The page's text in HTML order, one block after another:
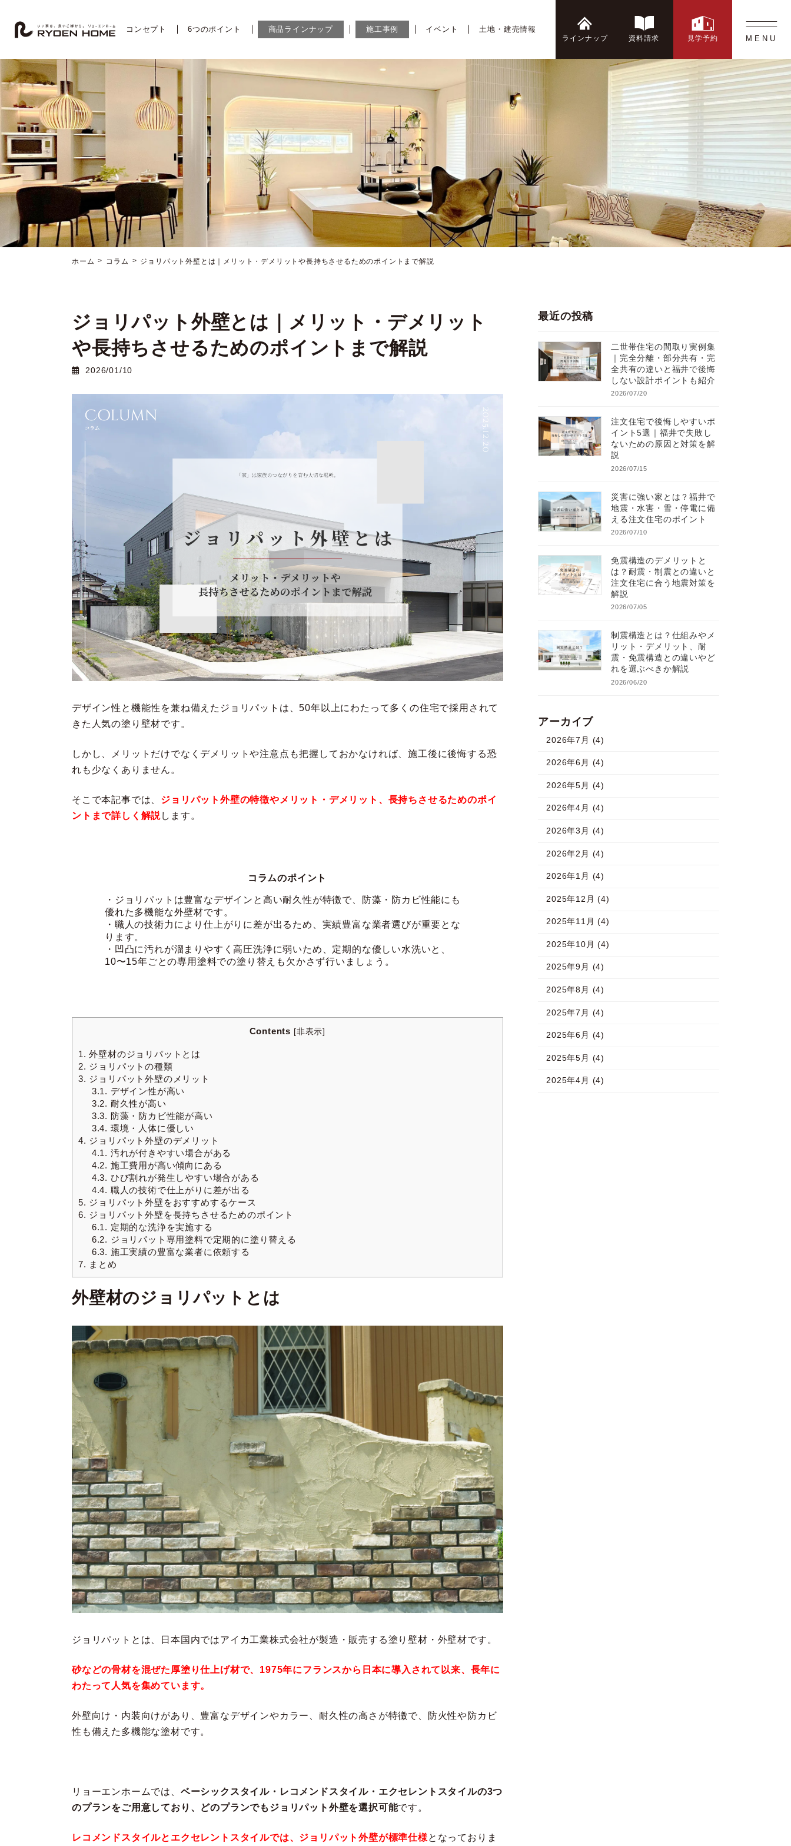
ス
キ
ン
に
コンセプト 6つのポイント 商品ラインナップ 施工事例 イベント 土地・建売情報
ラインナップ 資料請求 見学予約 MENU
ホーム コラム ジョリパット外壁とは｜メリット・デメリットや長持ちさせるためのポイントまで解説
ジョリパット外壁とは｜メリット・デメリット
や長持ちさせるためのポイントまで解説
2026/01/10
デザイン性と機能性を兼ね備えたジョリパットは、50年以上にわたって多くの住宅で採用されて
きた人気の塗り壁材です。
しかし、メリットだけでなくデメリットや注意点も把握しておかなければ、施工後に後悔する恐
れも少なくありません。
そこで本記事では、 ジョリパット外壁の特徴やメリット・デメリット、長持ちさせるためのポイ
ントまで詳しく解説します。
コラムのポイント
・ジョリパットは豊富なデザインと高い耐久性が特徴で、防藻・防カビ性能にも
優れた多機能な外壁材です 。
・職人の技術力により仕上がりに差が出るため、実績豊富な業者選びが重要とな
ります。
・凹凸に汚れが溜まりやすく高圧洗浄に弱いため、定期的な優しい水洗いと、
10〜15年ごとの専用塗料での塗り替えも欠かさず行いましょう 。
Contents [非表示]
1. 外壁材のジョリパットとは
2. ジョリパットの種類
3. ジョリパット外壁のメリット
3.1. デザイン性が高い
3.2. 耐久性が高い
3.3. 防藻・防カビ性能が高い
3.4. 環境・人体に優しい
4. ジョリパット外壁のデメリット
4.1. 汚れが付きやすい場合がある
4.2. 施工費用が高い傾向にある
4.3. ひび割れが発生しやすい場合がある
4.4. 職人の技術で仕上がりに差が出る
5. ジョリパット外壁をおすすめするケース
6. ジョリパット外壁を長持ちさせるためのポイント
6.1. 定期的な洗浄を実施する
6.2. ジョリパット専用塗料で定期的に塗り替える
6.3. 施工実績の豊富な業者に依頼する
7. まとめ
外壁材のジョリパットとは
ジョリパットとは、日本国内ではアイカ工業株式会社が製造・販売する塗り壁材・外壁材です。
砂などの骨材を混ぜた厚塗り仕上げ材で、1975年にフランスから日本に導入されて以来、長年に
わたって人気を集めています。
外壁向け・内装向けがあり、豊富なデザインやカラー、耐久性の高さが特徴で、防火性や防カビ
性も備えた多機能な塗材です。
リョーエンホームでは、 ベーシックスタイル・レコメンドスタイル・エクセレントスタイルの3つ
のプランをご用意しており、どのプランでもジョリパット外壁を選択可能です。
レコメンドスタイルとエクセレントスタイ ルでは、ジョリパット外壁が標準仕様となっておりま
最近の投稿
二世帯住宅の間取り実例集
｜完全分離・部分共有・完
全共有の違いと福井で後悔
しない設計ポイントも紹介
2026/07/20
注文住宅で後悔しやすいポ
イント5選｜福井で失敗し
ないための原因と対策を解
説
2026/07/15
災害に強い家とは？福井で
地震・水害・雪・停電に備
える注文住宅のポイント
2026/07/10
免震構造のデメリットと
は？耐震・制震との違いと
注文住宅に合う地震対策を
解説
2026/07/05
制震構造とは？仕組みやメ
リット・デメリット、耐
震・免震構造との違いやど
れを選ぶべきか解説
2026/06/20
アーカイブ
2026年7月 (4)
2026年6月 (4)
2026年5月 (4)
2026年4月 (4)
2026年3月 (4)
2026年2月 (4)
2026年1月 (4)
2025年12月 (4)
2025年11月 (4)
2025年10月 (4)
2025年9月 (4)
2025年8月 (4)
2025年7月 (4)
2025年6月 (4)
2025年5月 (4)
2025年4月 (4)